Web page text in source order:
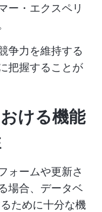
ー・エクスペリ
争力を維持する
把握することが
ける機能
ォームや更新さ
場合、データベ
ために十分な機